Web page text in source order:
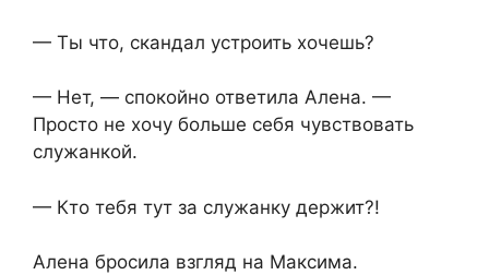
— Ты что, скандал устроить хочешь?
— Нет, — спокойно ответила Алена. —
Просто не хочу больше себя чувствовать
служанкой.
— Кто тебя тут за служанку держит?!
Алена бросила взгляд на Максима.